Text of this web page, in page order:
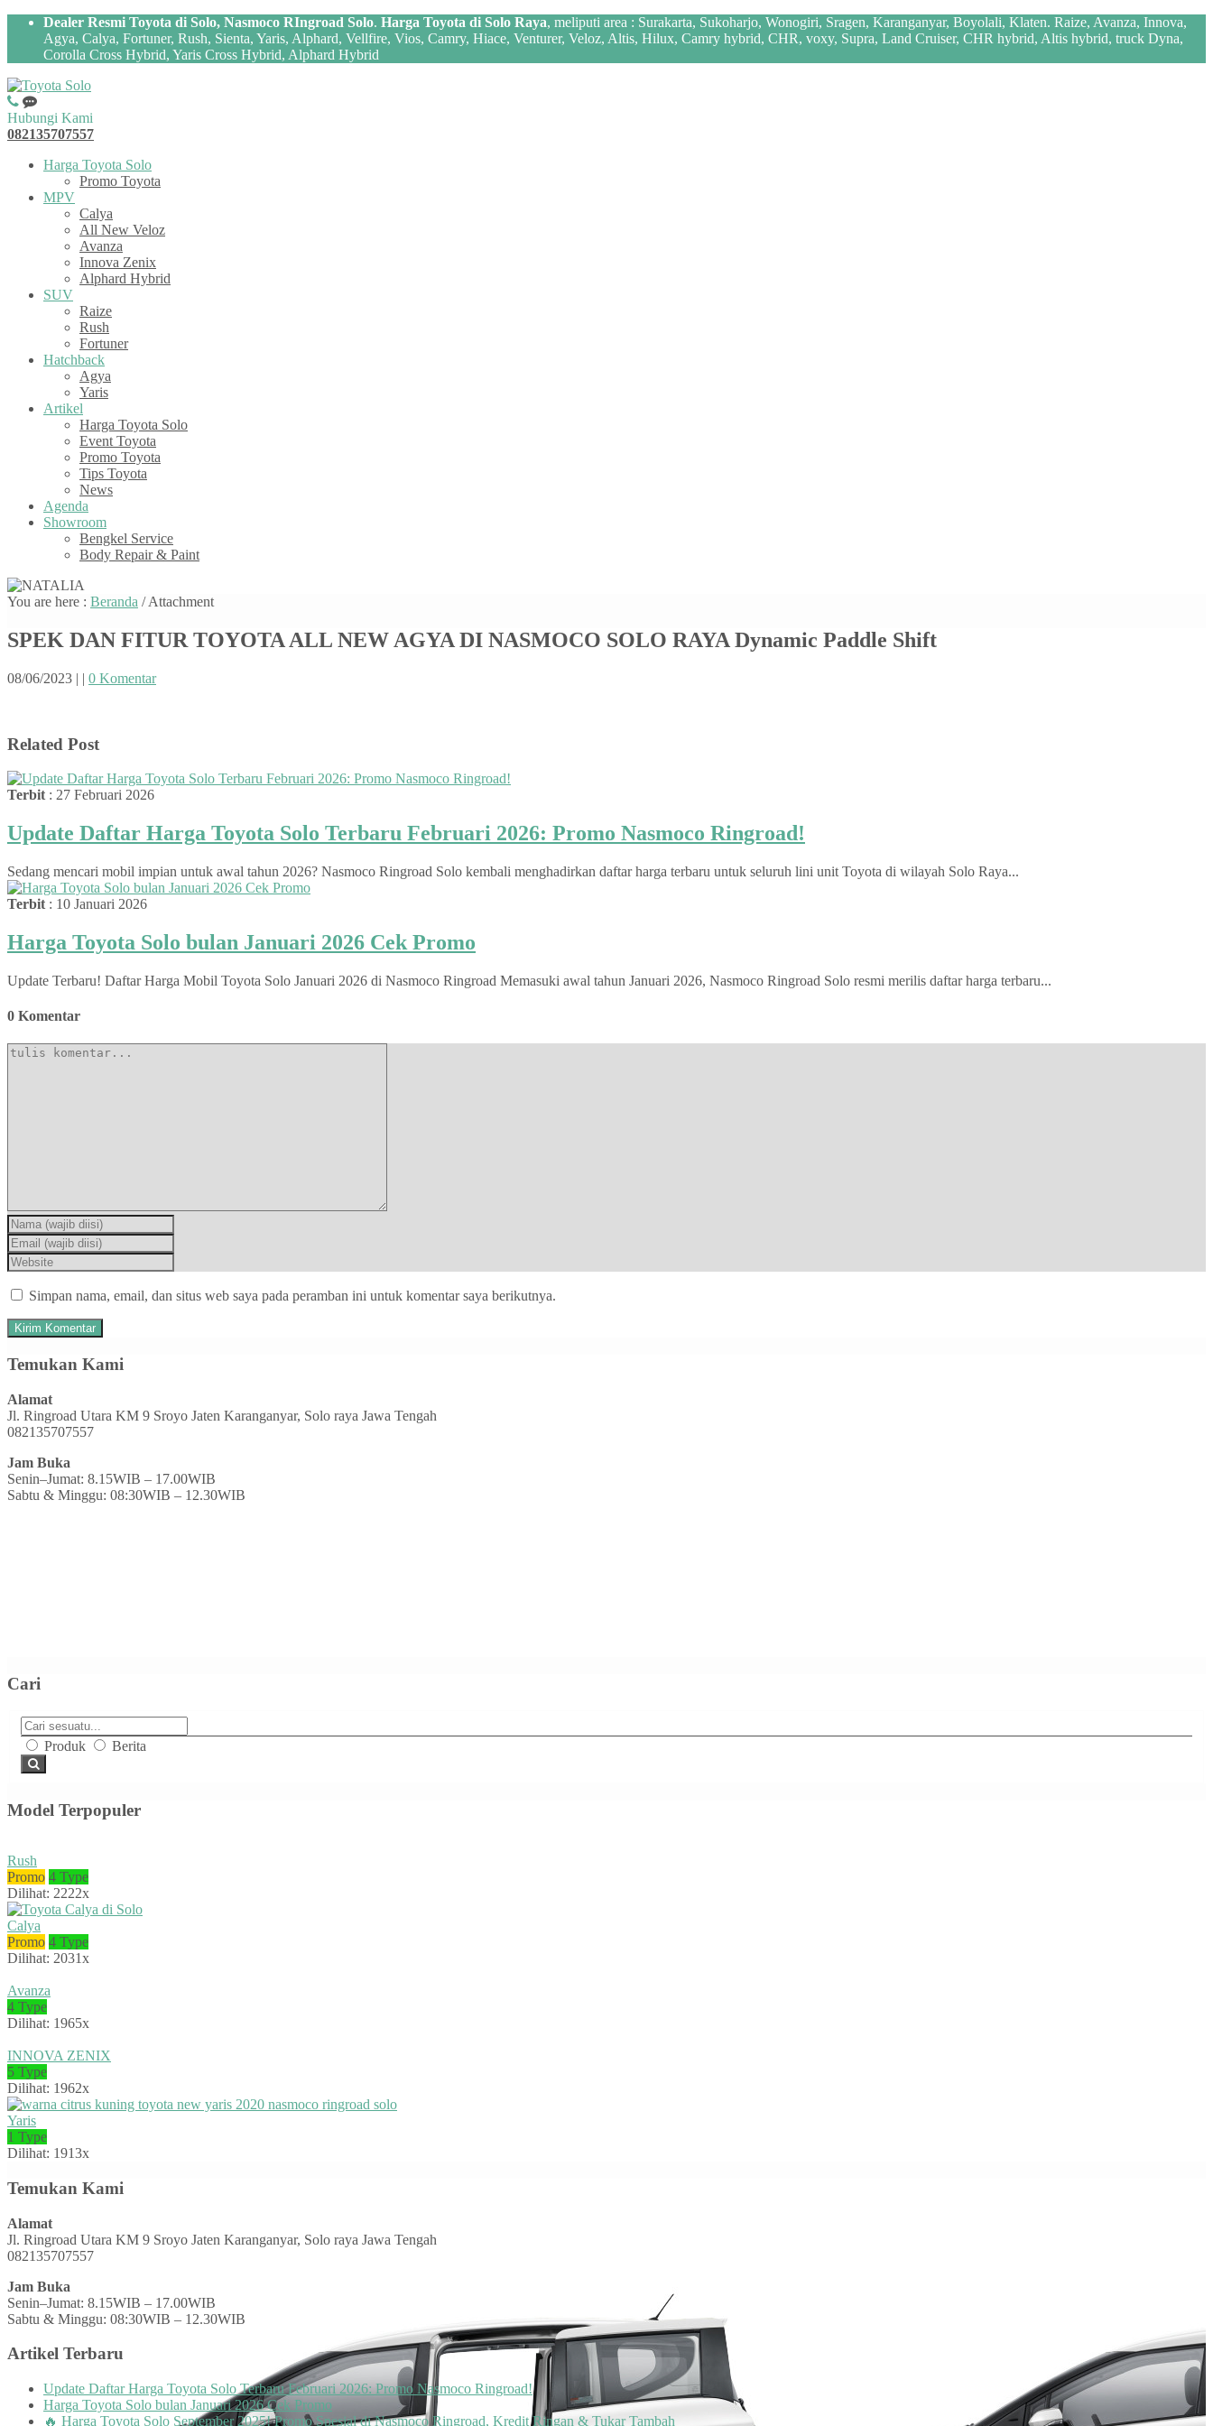
Dealer Resmi Toyota di Solo, Nasmoco RIngroad Solo. Harga Toyota di Solo Raya, meliputi area : Surakarta, Sukoharjo, Wonogiri, Sragen, Karanganyar, Boyolali, Klaten. Raize, Avanza, Innova,
Agya, Calya, Fortuner, Rush, Sienta, Yaris, Alphard, Vellfire, Vios, Camry, Hiace, Venturer, Veloz, Altis, Hilux, Camry hybrid, CHR, voxy, Supra, Land Cruiser, CHR hybrid, Altis hybrid, truck Dyna,
Corolla Cross Hybrid, Yaris Cross Hybrid, Alphard Hybrid
Hubungi Kami
082135707557
Harga Toyota Solo
Promo Toyota
MPV
Calya
All New Veloz
Avanza
Innova Zenix
Alphard Hybrid
SUV
Raize
Rush
Fortuner
Hatchback
Agya
Yaris
Artikel
Harga Toyota Solo
Event Toyota
Promo Toyota
Tips Toyota
News
Agenda
Showroom
Bengkel Service
Body Repair & Paint
You are here : Beranda / Attachment
SPEK DAN FITUR TOYOTA ALL NEW AGYA DI NASMOCO SOLO RAYA Dynamic Paddle Shift
08/06/2023 | | 0 Komentar
Related Post
Terbit : 27 Februari 2026
Update Daftar Harga Toyota Solo Terbaru Februari 2026: Promo Nasmoco Ringroad!
Sedang mencari mobil impian untuk awal tahun 2026? Nasmoco Ringroad Solo kembali menghadirkan daftar harga terbaru untuk seluruh lini unit Toyota di wilayah Solo Raya...
Terbit : 10 Januari 2026
Harga Toyota Solo bulan Januari 2026 Cek Promo
Update Terbaru! Daftar Harga Mobil Toyota Solo Januari 2026 di Nasmoco Ringroad Memasuki awal tahun Januari 2026, Nasmoco Ringroad Solo resmi merilis daftar harga terbaru...
0 Komentar
Simpan nama, email, dan situs web saya pada peramban ini untuk komentar saya berikutnya.
Temukan Kami
Alamat
Jl. Ringroad Utara KM 9 Sroyo Jaten Karanganyar, Solo raya Jawa Tengah
082135707557
Jam Buka
Senin–Jumat: 8.15WIB – 17.00WIB
Sabtu & Minggu: 08:30WIB – 12.30WIB
Cari
Produk Berita
Model Terpopuler
Rush
Promo 4 Type
Dilihat: 2222x
Calya
Promo 4 Type
Dilihat: 2031x
Avanza
4 Type
Dilihat: 1965x
INNOVA ZENIX
5 Type
Dilihat: 1962x
Yaris
1 Type
Dilihat: 1913x
Temukan Kami
Alamat
Jl. Ringroad Utara KM 9 Sroyo Jaten Karanganyar, Solo raya Jawa Tengah
082135707557
Jam Buka
Senin–Jumat: 8.15WIB – 17.00WIB
Sabtu & Minggu: 08:30WIB – 12.30WIB
Artikel Terbaru
Update Daftar Harga Toyota Solo Terbaru Februari 2026: Promo Nasmoco Ringroad!
Harga Toyota Solo bulan Januari 2026 Cek Promo
🔥 Harga Toyota Solo September 2025! Promo Spesial di Nasmoco Ringroad, Kredit Ringan & Tukar Tambah